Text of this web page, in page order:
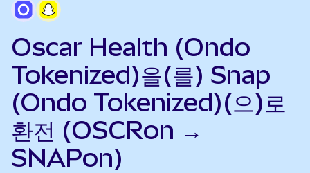
Oscar Health (Ondo
Tokenized)을(를) Snap
(Ondo Tokenized)(으)로
환전 (OSCRon →
SNAPon)